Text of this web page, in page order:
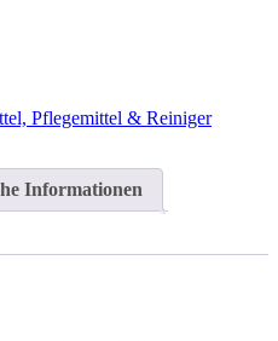
Pflegemittel & Reiniger
Informationen